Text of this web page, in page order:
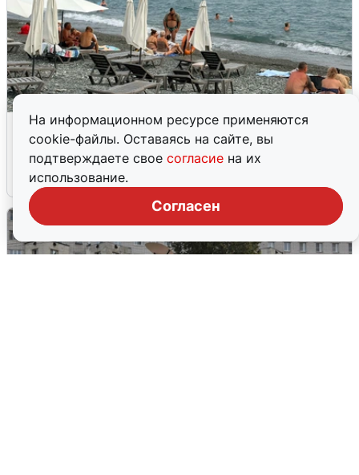
На информационном ресурсе применяются
cookie-файлы. Оставаясь на сайте, вы
подтверждаете свое согласие на их
использование.
Согласен
Жители и туристы Сочи рассказали
об атаке БПЛА 5 августа
5 августа 0